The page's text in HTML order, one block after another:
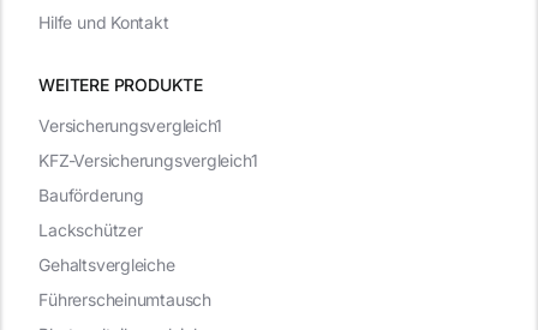
WEITERE PRODUKTE
Versicherungsvergleich1
KFZ-Versicherungsvergleich1
Bauförderung
Lackschützer
Gehaltsvergleiche
Führerscheinumtausch
Hilfe und Kontakt